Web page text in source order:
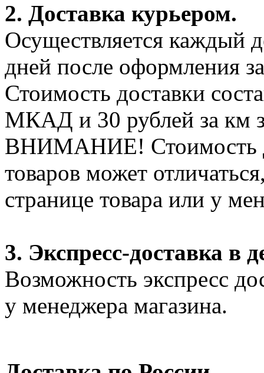
2. Доставка курьером.
Осуществляется каждый
дней после оформления
Стоимость доставки
МКАД и 30 рублей за км
ВНИМАНИЕ! Стоимость
товаров может
странице товара или у
3. Экспресс-доставка в
Возможность экспресс
у менеджера магазина.